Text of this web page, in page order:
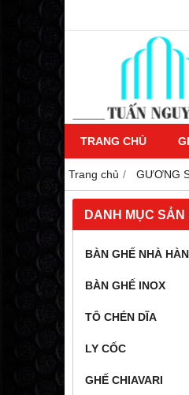
TRANG CHỦ
Trang chủ GƯƠNG
DANH MỤC SẢN
BÀN GHẾ NHÀ
BÀN GHẾ INOX
TÔ CHÉN DĨA
LY CỐC
GHẾ CHIAVARI